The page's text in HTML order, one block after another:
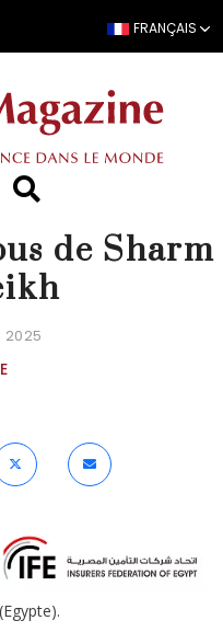
FRANÇAIS
de Sharm
2025